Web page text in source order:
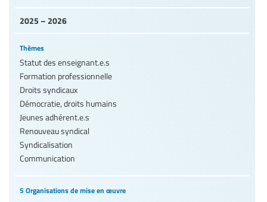
2025 – 2026
Thèmes
Statut des enseignant.e.s
Formation professionnelle
Droits syndicaux
Démocratie, droits humains
Jeunes adhérent.e.s
Renouveau syndical
Syndicalisation
Communication
5 Organisations de mise en œuvre